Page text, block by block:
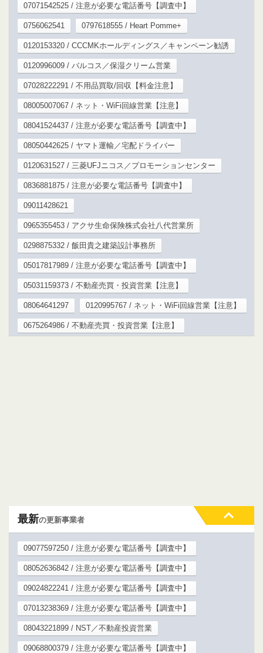
07071542525 / 注意が必要な電話番号【調査中】
0756062541 0797618555 / Heart Pomme+
0120153320 / CCCMKホールディングス／キャンペーン勧誘
0120996009 / バルコス／保湿クリーム営業
07028222291 / 不用品買取/回収【料金注意】
08005007067 / ネット・WiFi回線営業【注意】
08041524437 / 注意が必要な電話番号【調査中】
08050442625 / ヤマト運輸／宅配ドライバー
0120631527 / 三菱UFJニコス／プロモーションセンター
0836881875 / 注意が必要な電話番号【調査中】
09011428621
0965355453 / アクサ生命保険株式会社八代営業所
0298875332 / 飯田貴之建築設計事務所
05017817989 / 注意が必要な電話番号【調査中】
05031159373 / 不動産売買・投資営業【注意】
08064641297 0120995767 / ネット・WiFi回線営業【注意】
0675264986 / 不動産売買・投資営業【注意】
最新の更新事業者
09077597250 / 注意が必要な電話番号【調査中】
08052636842 / 注意が必要な電話番号【調査中】
09024822241 / 注意が必要な電話番号【調査中】
07013238369 / 注意が必要な電話番号【調査中】
08043221899 / NST／不動産投資営業
09068800379 / 注意が必要な電話番号【調査中】